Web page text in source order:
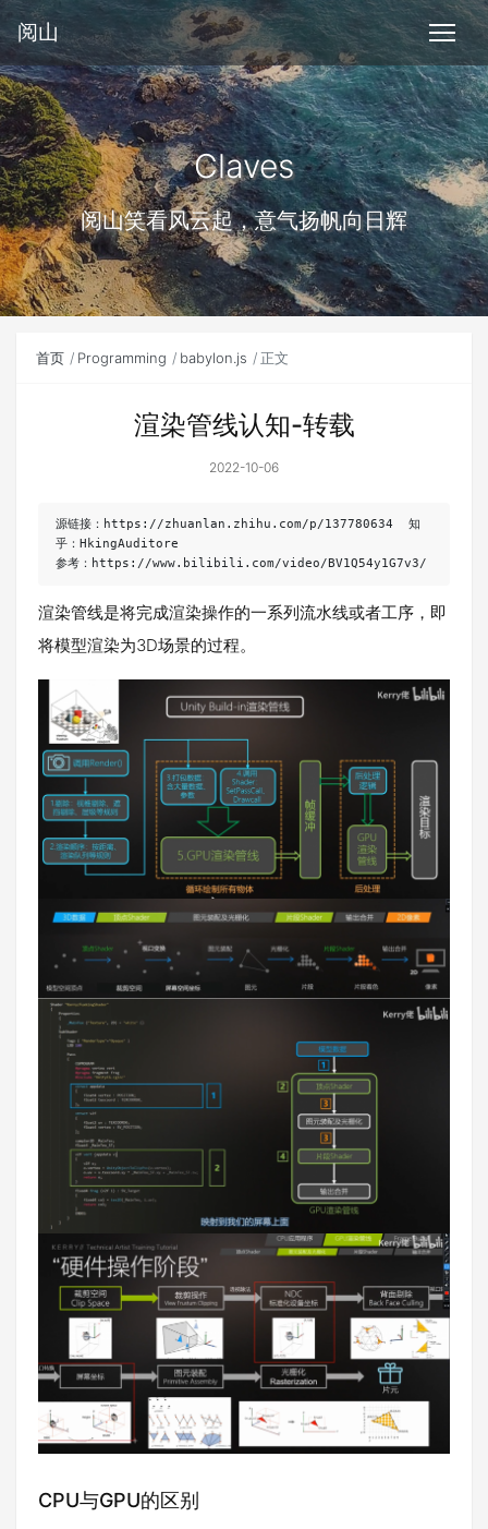
阅山
Claves
阅山笑看风云起，意气扬帆向日辉
首页 Programming babylon.js 正文
渲染管线认知-转载
2022-10-06
源链接：https://zhuanlan.zhihu.com/p/137780634  知
乎：HkingAuditore
参考：https://www.bilibili.com/video/BV1Q54y1G7v3/
渲染管线是将完成渲染操作的一系列流水线或者工序，即
将模型渲染为3D场景的过程。
CPU与GPU的区别